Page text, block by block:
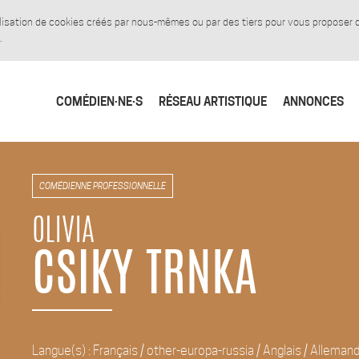
de cookies créés par nous-mêmes ou par des tiers pour vous proposer
.
COMÉDIEN·NE·S RÉSEAU ARTISTIQUE ANNONCES
COMÉDIENNE PROFESSIONNELLE
OLIVIA
CSIKY TRNKA
Langue(s) : Français / other-europa-russia / Anglais /